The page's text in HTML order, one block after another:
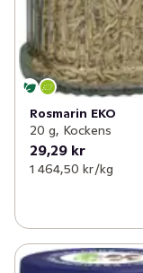
Rosmarin EKO
20 g, Kockens
29,29 kr
1 464,50 kr /kg